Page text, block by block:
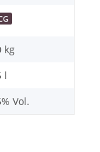
kg
l
Vol.